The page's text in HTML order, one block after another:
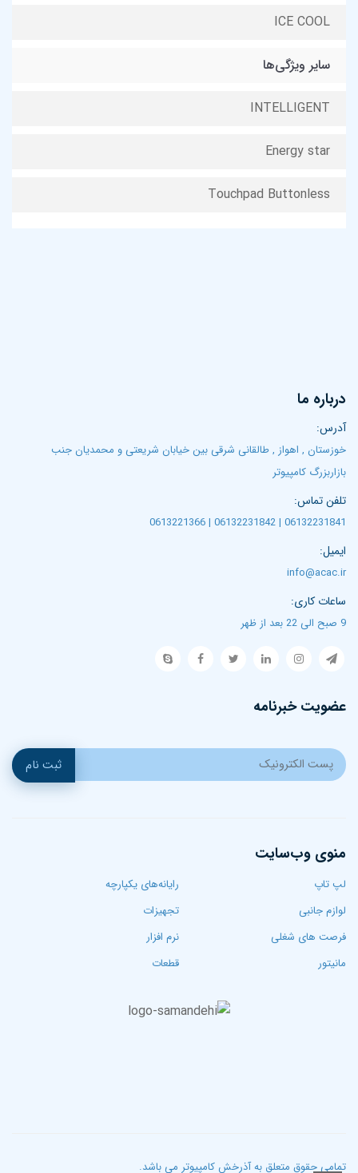
ICE COOL
سایر ویژگی‌ها
INTELLIGENT
Energy star
Touchpad Buttonless
درباره ما
آدرس:
خوزستان , اهواز , طالقانی شرقی بین خیابان شریعتی و محمدیان جنب
بازاربزرگ کامپیوتر
تلفن تماس:
06132231841 | 06132231842 | 0613221366
ایمیل:
info@acac.ir
ساعات کاری:
9 صبح الی 22 بعد از ظهر
عضویت خبرنامه
ثبت نام
منوی وب‌سایت
لپ تاپ‌
رایانه‌های یکپارچه
لوازم جانبی
تجهیزات
فرصت های شغلی
نرم افزار
مانیتور
قطعات
تمامی حقوق متعلق به آذرخش کامپیوتر می باشد.